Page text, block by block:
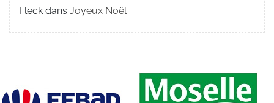
Fleck dans Joyeux Noël